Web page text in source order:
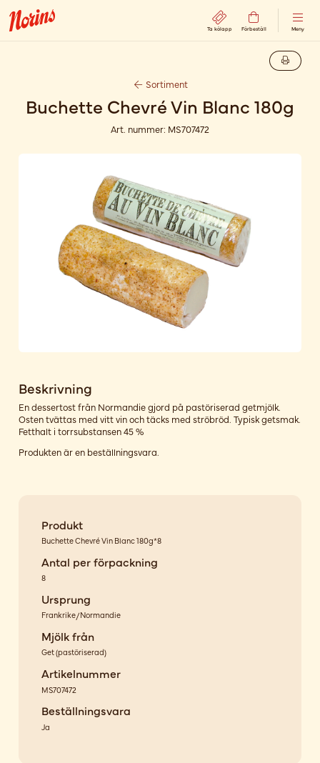
Ta kölapp Förbeställ Meny
Sortiment
Buchette Chevré Vin Blanc 180g
Art. nummer: MS707472
Beskrivning
En dessertost från Normandie gjord på pastöriserad getmjölk.
Osten tvättas med vitt vin och täcks med ströbröd. Typisk getsmak.
Fetthalt i torrsubstansen 45 %
Produkten är en beställningsvara.
Produkt
Buchette Chevré Vin Blanc 180g*8
Antal per förpackning
8
Ursprung
Frankrike/Normandie
Mjölk från
Get(pastöriserad)
Artikelnummer
MS707472
Beställningsvara
Ja